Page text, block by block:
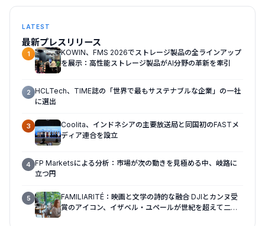
LATEST
最新プレスリリース
1
KOWIN、FMS 2026でストレージ製品の全ラインアップ
を展示：高性能ストレージ製品がAI分野の革新を牽引
2 HCLTech、TIME誌の「世界で最もサステナブルな企業」の一社
に選出
3
Coolita、インドネシアの主要放送局と同国初のFASTメ
ディア連合を設立
4 FP Marketsによる分析：市場が次の動きを見極める中、岐路に
立つ円
5
FAMILIARITÉ：映画と文学の詩的な融合 DJIとカンヌ受
賞のアイコン、イザベル・ユペールが世紀を超えて二人